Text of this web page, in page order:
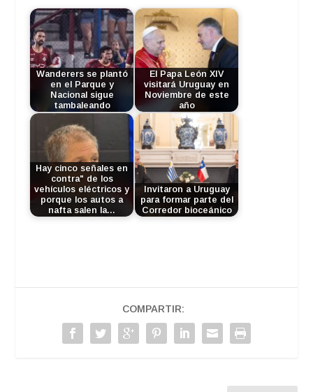
Wanderers se plantó
en el Parque y
Nacional sigue
tambaleando
El Papa León XIV
visitará Uruguay en
Noviembre de este
año
Hay cinco señales en
contra" de los
vehículos eléctricos y
porque los autos a
nafta salen la…
Invitaron a Uruguay
para formar parte del
Corredor bioceánico
COMPARTIR: